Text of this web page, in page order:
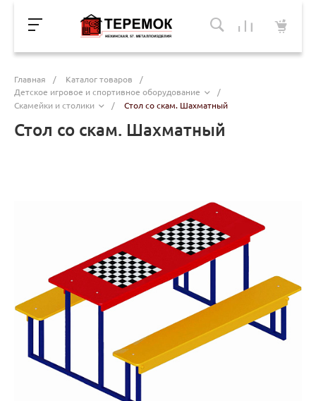
Главная / Каталог товаров
/
Детское игровое и спортивное оборудование
/
Скамейки и столики
/ Стол со скам. Шахматный
Стол со скам. Шахматный